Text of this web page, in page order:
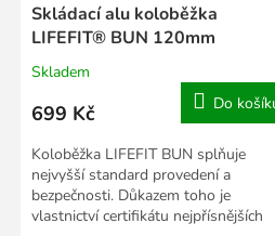
Skládací alu koloběžka
LIFEFIT® BUN 120mm
Skladem
699 Kč Do
Koloběžka LIFEFIT BUN splňuje
nejvyšší standard provedení a
bezpečnosti. Důkazem toho je
vlastnictví certifikátu nejpřísnějších